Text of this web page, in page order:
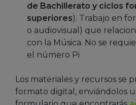
de Bachillerato y ciclos
superiores). Trabajo en
o audiovisual) que
con la Música. No se
el número Pi
Los materiales y recursos se
formato digital, enviándolos